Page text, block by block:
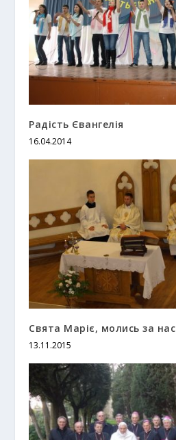
Радість Євангелія
16.04.2014
Свята Маріє, молись за нас
13.11.2015